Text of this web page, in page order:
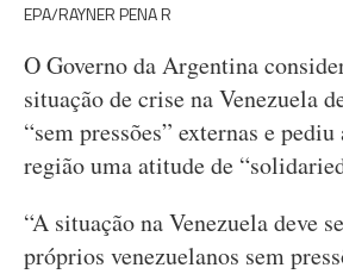
EPA/RAYNER PENA R
O Governo da Argentina
situação de crise na Venezuela
“sem pressões” externas e pediu
região uma atitude de
“A situação na Venezuela deve
próprios venezuelanos sem